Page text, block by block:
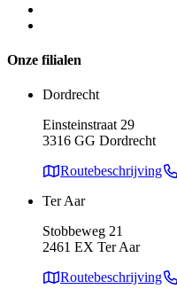
Onze filialen
Dordrecht
Einsteinstraat 29
3316 GG Dordrecht
Routebeschrijving
Ter Aar
Stobbeweg 21
2461 EX Ter Aar
Routebeschrijving